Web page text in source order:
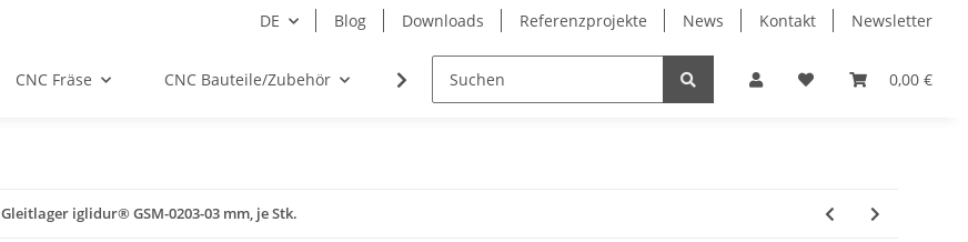
DE Blog Downloads Referenzprojekte News Kontakt Newsletter
0,00 €
CNC Fräse CNC Bauteile/Zubehör Elektro Lagertechnik Lineartechnik
Gleitlager iglidur® GSM-0203-03 mm, je Stk.